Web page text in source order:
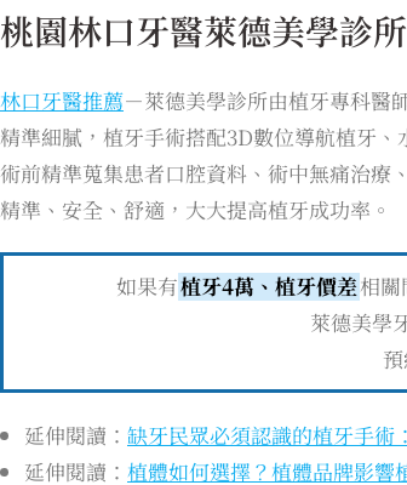
桃園林口牙醫萊德美學診
林口牙醫推薦－萊德美學診所由植牙專科醫
精準細膩，植牙手術搭配3D數位導航植牙
術前精準蒐集患者口腔資料、術中無痛治療
精準、安全、舒適，大大提高植牙成功率。
如果有植牙4萬、植牙價差相
萊德美學
延伸閱讀： 缺牙民眾必須認識的植牙手術
延伸閱讀： 植體如何選擇？植體品牌影響